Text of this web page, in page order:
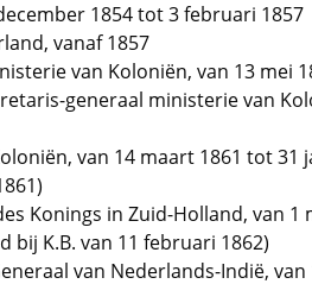
1854 tot 3 februari 1857
vanaf 1857
van Koloniën, van 13 mei
generaal ministerie van
van 14 maart 1861 tot 31
Konings in Zuid-Holland, van
bij K.B. van 11 februari 1862)
van Nederlands-Indië,